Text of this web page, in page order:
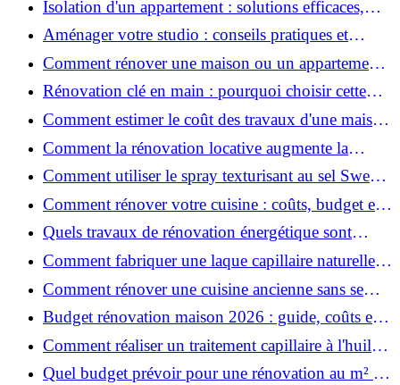
Isolation d'un appartement : solutions efficaces,
prix et conseils
Aménager votre studio : conseils pratiques et
erreurs à éviter
Comment rénover une maison ou un appartement
avec 50 000 € : budget, étapes et astuces ?
Rénovation clé en main : pourquoi choisir cette
solution et à quoi faire attention ?
Comment estimer le coût des travaux d'une maison
?
Comment la rénovation locative augmente la
rentabilité de votre parc immobilier ?
Comment utiliser le spray texturisant au sel Sweet
Salt pour des cheveux effet plage ?
Comment rénover votre cuisine : coûts, budget et
astuces bois ?
Quels travaux de rénovation énergétique sont
éligibles à MaPrimeRénov' ?
Comment fabriquer une laque capillaire naturelle
maison ?
Comment rénover une cuisine ancienne sans se
ruiner ?
Budget rénovation maison 2026 : guide, coûts et
astuces
Comment réaliser un traitement capillaire à l'huile
maison efficace ?
Quel budget prévoir pour une rénovation au m² en